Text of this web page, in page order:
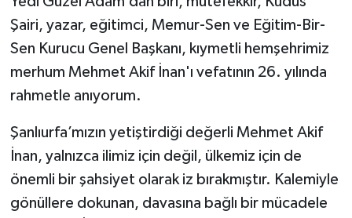
Şairi, yazar, eğitimci, Memur-Sen ve Eğitim-Bir-
Sen Kurucu Genel Başkanı, kıymetli hemşehrimiz
merhum Mehmet Akif İnan'ı vefatının 26. yılında
rahmetle anıyorum.
Şanlıurfa’mızın yetiştirdiği değerli Mehmet Akif
İnan, yalnızca ilimiz için değil, ülkemiz için de
önemli bir şahsiyet olarak iz bırakmıştır. Kalemiyle
gönüllere dokunan, davasına bağlı bir mücadele